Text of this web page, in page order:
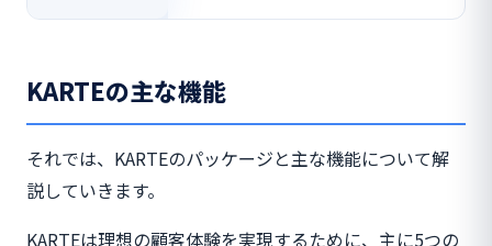
KARTEの主な機能
それでは、KARTEのパッケージと主な機能について解
説していきます。
KARTEは理想の顧客体験を実現するために、主に5つの